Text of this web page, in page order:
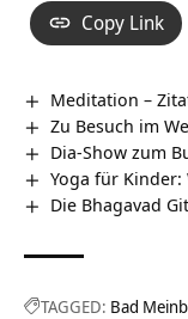
Copy Link
Meditation –
Zu Besuch im
Dia-Show zum
Yoga für
Die Bhagavad
TAGGED: Bad